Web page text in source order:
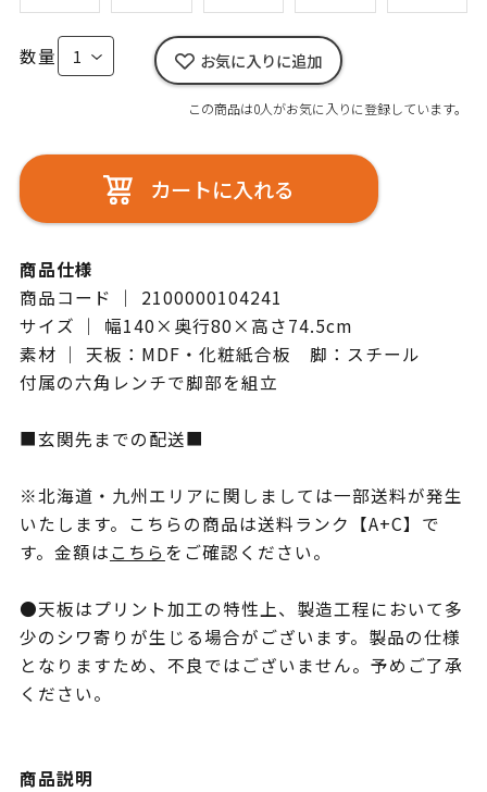
数量 お気に入りに追加
この商品は0人がお気に入りに登録しています。
カートに入れる
商品仕様
商品コード ｜ 2100000104241
サイズ ｜ 幅140×奥行80×高さ74.5cm
素材 ｜ 天板：MDF・化粧紙合板 脚：スチール
付属の六角レンチで脚部を組立
■玄関先までの配送■
※北海道・九州エリアに関しましては一部送料が発生
いたします。こちらの商品は送料ランク【A+C】で
す。金額はこちらをご確認ください。
●天板はプリント加工の特性上、製造工程において多
少のシワ寄りが生じる場合がございます。製品の仕様
となりますため、不良ではございません。予めご了承
ください。
商品説明